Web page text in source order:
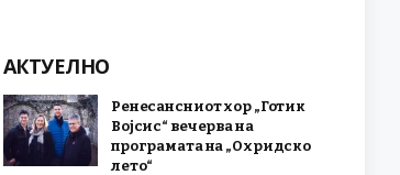
АКТУЕЛНО
Ренесансниот хор „Готик
Војсис“ вечерва на
програмата на „Охридско
лето“